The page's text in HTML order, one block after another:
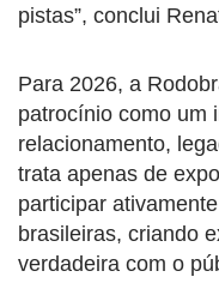
pistas”, conclui
Para 2026, a
patrocínio como um
relacionamento,
trata apenas de
participar
brasileiras, criando
verdadeira com o